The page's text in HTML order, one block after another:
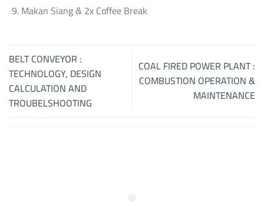
Makan Siang & 2x Coffee Break
BELT CONVEYOR :
TECHNOLOGY, DESIGN
CALCULATION AND
TROUBELSHOOTING
COAL FIRED POWER PLANT :
COMBUSTION OPERATION &
MAINTENANCE